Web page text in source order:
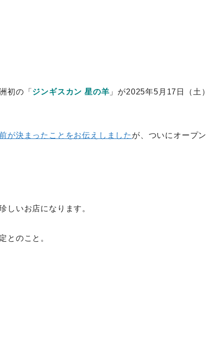
初の「 ジンギスカン 星の羊 」が2025年5月17日（土）
が決まったことをお伝えしました が、ついにオープン
しいお店になります。
とのこと。